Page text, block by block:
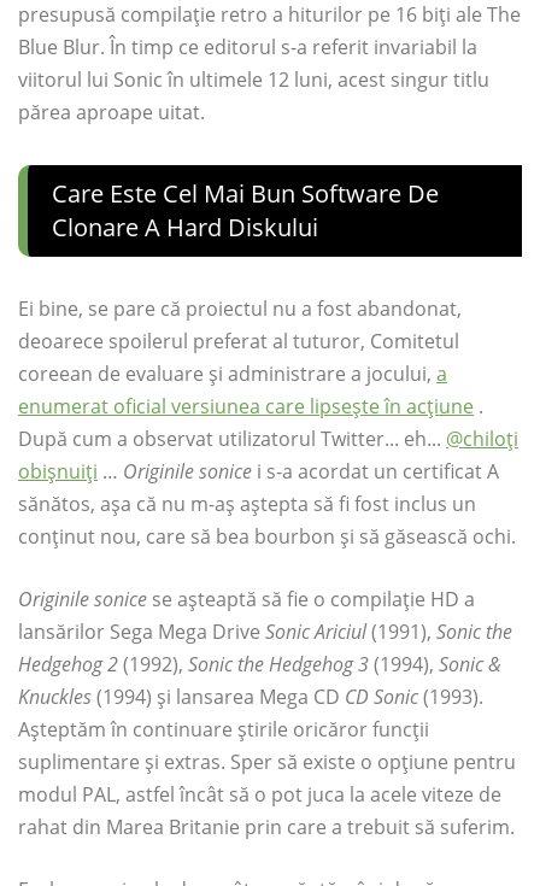
presupusă compilație retro a hiturilor pe 16 biți ale The
Blue Blur. În timp ce editorul s-a referit invariabil la
viitorul lui Sonic în ultimele 12 luni, acest singur titlu
părea aproape uitat.
Care Este Cel Mai Bun Software De
Clonare A Hard Diskului
Ei bine, se pare că proiectul nu a fost abandonat,
deoarece spoilerul preferat al tuturor, Comitetul
coreean de evaluare și administrare a jocului, a
enumerat oficial versiunea care lipsește în acțiune .
După cum a observat utilizatorul Twitter... eh... @chiloți
obișnuiți … Originile sonice i s-a acordat un certificat A
sănătos, așa că nu m-aș aștepta să fi fost inclus un
conținut nou, care să bea bourbon și să găsească ochi.
Originile sonice se așteaptă să fie o compilație HD a
lansărilor Sega Mega Drive Sonic Ariciul(1991), Sonic the
Hedgehog 2(1992), Sonic the Hedgehog 3(1994), Sonic &
Knuckles(1994) și lansarea Mega CD CD Sonic(1993).
Așteptăm în continuare știrile oricăror funcții
suplimentare și extras. Sper să existe o opțiune pentru
modul PAL, astfel încât să o pot juca la acele viteze de
rahat din Marea Britanie prin care a trebuit să suferim.